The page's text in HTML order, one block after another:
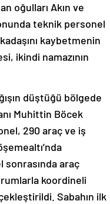
oğulları Akın ve
teknik personel
kaybetmenin
ikindi namazının
düştüğü bölgede
Muhittin Böcek
290 araç ve iş
araç
koordineli
Sabahın ilk